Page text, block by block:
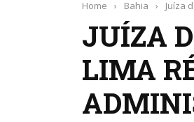
Home › Bahia › Juíza
JUÍZA
LIMA